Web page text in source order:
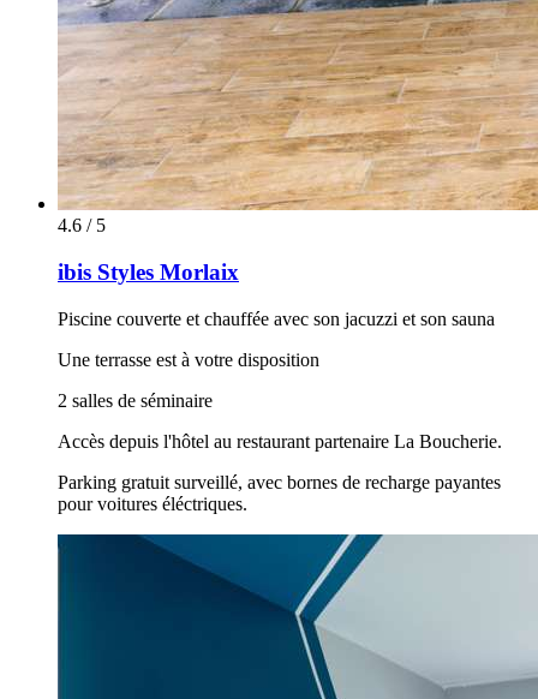
4.6 / 5
ibis Styles Morlaix
Piscine couverte et chauffée avec son jacuzzi et son sauna
Une terrasse est à votre disposition
2 salles de séminaire
Accès depuis l'hôtel au restaurant partenaire La Boucherie.
Parking gratuit surveillé, avec bornes de recharge payantes
pour voitures éléctriques.